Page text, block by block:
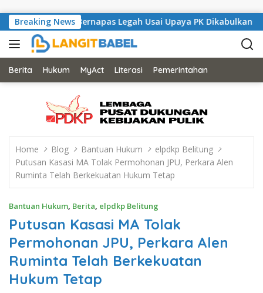
Breaking News
Bernapas Legah Usai Upaya PK Dikabulkan MA
Berita Hukum MyAct Literasi Pemerintahan
Home Blog Bantuan Hukum
elpdkp Belitung
Putusan Kasasi MA Tolak Permohonan JPU, Perkara Alen
Ruminta Telah Berkekuatan Hukum Tetap
Bantuan Hukum, Berita, elpdkp Belitung
Putusan Kasasi MA Tolak
Permohonan JPU, Perkara Alen
Ruminta Telah Berkekuatan
Hukum Tetap